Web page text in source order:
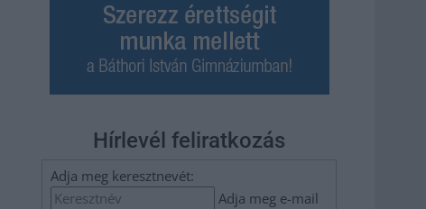
Hírlevél feliratkozás
Adja meg keresztnevét:
Adja meg e-mail